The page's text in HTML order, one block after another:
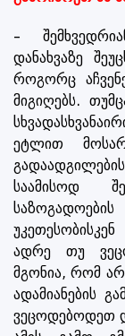
–
დანახვაზე
როგორც
მიგიღებს.
ეტლით
საამისოდ
ადრე თუ
მგონია, რომ
ადამიანების
ვეცოდებოდეთ